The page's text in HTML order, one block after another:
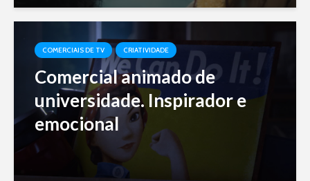
COMERCIAIS DE TV CRIATIVIDADE
Comercial animado de
universidade. Inspirador e
emocional